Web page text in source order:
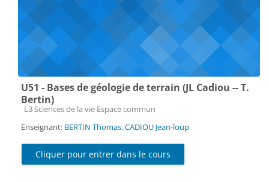
U51 - Bases de géologie de terrain (JL Cadiou -- T.
Bertin)
Catégorie de cours
L3 Sciences de la vie Espace commun
Enseignant: BERTIN Thomas,CADIOU Jean-loup
Cliquer pour entrer dans le cours